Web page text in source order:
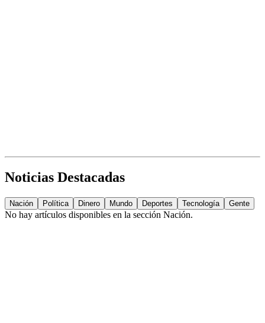
Noticias Destacadas
Nación Política Dinero Mundo Deportes Tecnología Gente
No hay artículos disponibles en la sección Nación.